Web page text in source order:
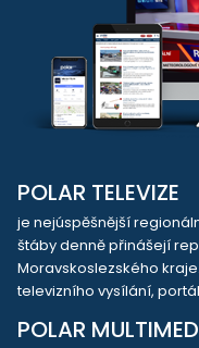
POLAR TELEVIZE
je nejúspěšnější
štáby denně přinášejí
Moravskoslezského
televizního vysílání,
POLAR